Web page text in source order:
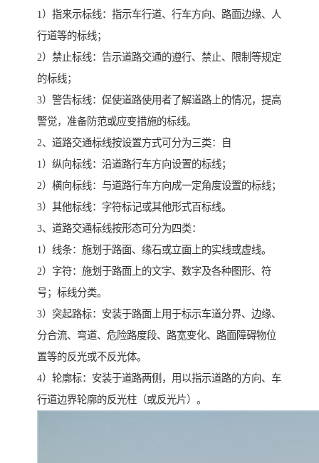
1）指来示标线：指示车行道、行车方向、路面边缘、人
行道等的标线；
2）禁止标线：告示道路交通的遵行、禁止、限制等规定
的标线；
3）警告标线：促使道路使用者了解道路上的情况，提高
警觉，准备防范或应变措施的标线。
2、道路交通标线按设置方式可分为三类：自
1）纵向标线：沿道路行车方向设置的标线；
2）横向标线：与道路行车方向成一定角度设置的标线；
3）其他标线：字符标记或其他形式百标线。
3、道路交通标线按形态可分为四类：
1）线条：施划于路面、缘石或立面上的实线或虚线。
2）字符：施划于路面上的文字、数字及各种图形、符
号；标线分类。
3）突起路标：安装于路面上用于标示车道分界、边缘、
分合流、弯道、危险路度段、路宽变化、路面障碍物位
置等的反光或不反光体。
4）轮廓标：安装于道路两侧，用以指示道路的方向、车
行道边界轮廓的反光柱（或反光片）。